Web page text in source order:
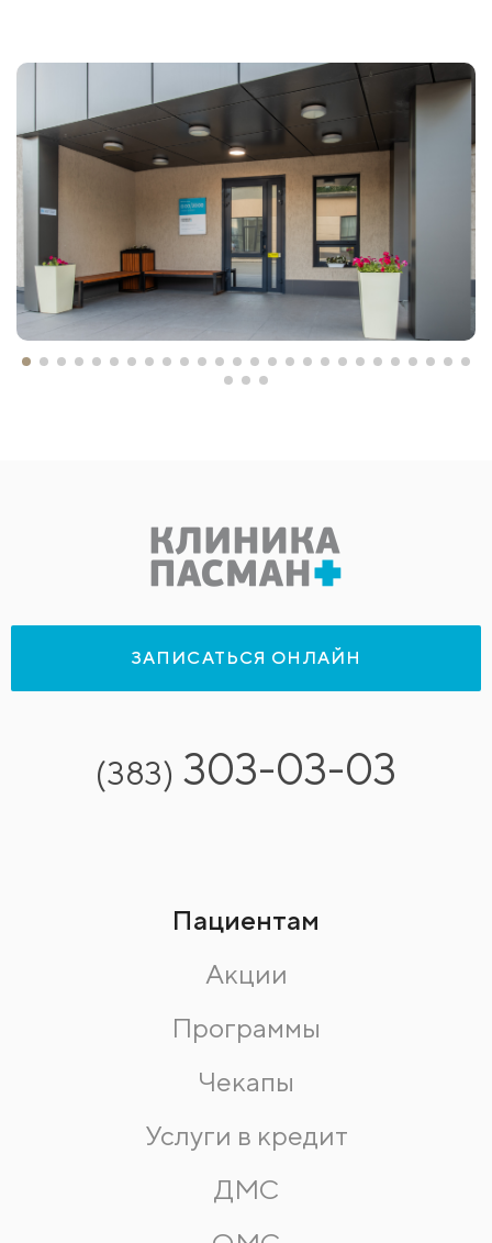
ЗАПИСАТЬСЯ ОНЛАЙН
(383) 303-03-03
Пациентам
Акции
Программы
Чекапы
Услуги в кредит
ДМС